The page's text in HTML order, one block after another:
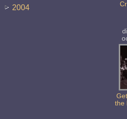
2004
the